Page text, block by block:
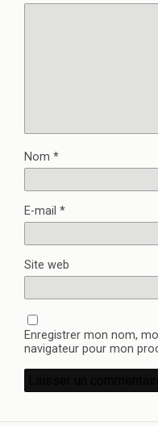
Nom *
E-mail *
Site web
Enregistrer mon nom,
navigateur pour mon